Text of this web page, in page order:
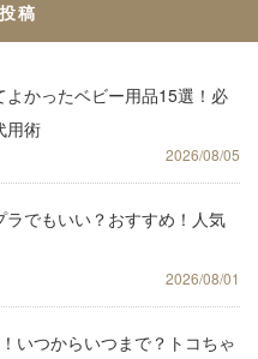
稿
よかったベビー用品15選！必
用術
2026/08/05
でもいい？おすすめ！人気
2026/08/01
いつからいつまで？トコちゃ